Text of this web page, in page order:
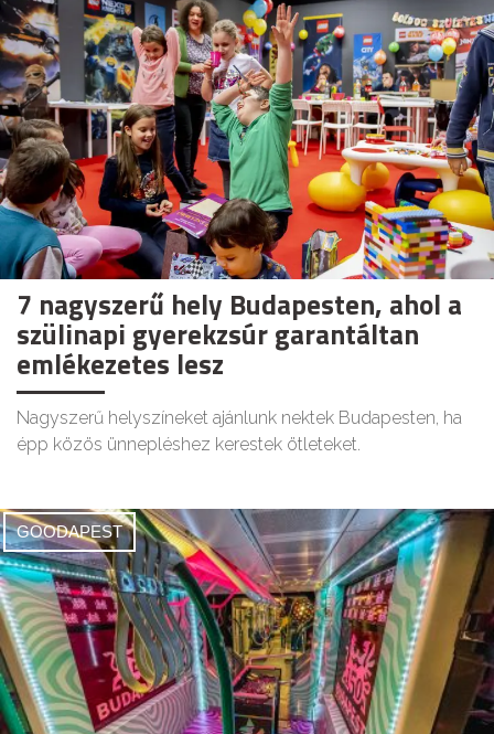
7 nagyszerű hely Budapesten, ahol a
szülinapi gyerekzsúr garantáltan
emlékezetes lesz
Nagyszerű helyszíneket ajánlunk nektek Budapesten, ha
épp közös ünnepléshez kerestek ötleteket.
GOODAPEST